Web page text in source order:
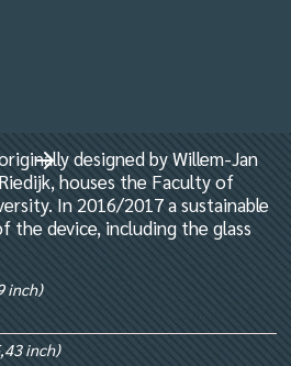
designed by Willem-Jan
houses the Faculty of
In 2016/2017 a sustainable
the device, including the glass
inch)
inch)